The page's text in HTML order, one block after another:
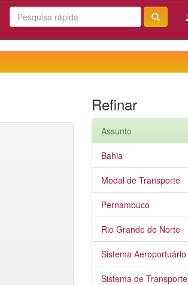
Refinar
Assunto
Bahia
Modal de Transporte
Pernambuco
Rio Grande do Norte
Sistema Aeroportuário
Sistema de Transporte